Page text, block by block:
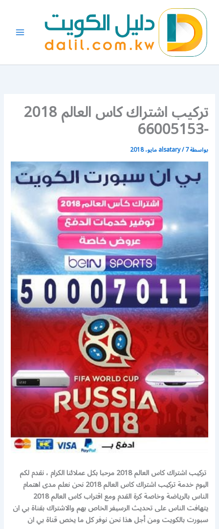
المحتوى
تركيب اشتراك كاس العالم 2018
-66005153
بواسطة alsatary/7 مايو، 2018
تركيب اشتراك كاس العالم 2018 مرحبا بكل عملائنا الكرام ، نقدم لكم
اليوم خدمة تركيب اشتراك كاس العالم 2018 نحن نعلم مدى اهتمام
الناس بالرياضة وخاصة كرة القدم ومع اقتراب كاس العالم 2018
يتهافت الناس على تحديث الرسيفر الخاص بهم والاشتراك بقناة بي ان
سبورت بالكويت ومن أجل هذا نحن نوفر كل ما يخص قناة بي ان